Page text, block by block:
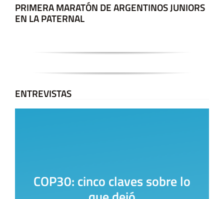
PRIMERA MARATÓN DE ARGENTINOS JUNIORS
EN LA PATERNAL
ENTREVISTAS
COP30: cinco claves sobre lo